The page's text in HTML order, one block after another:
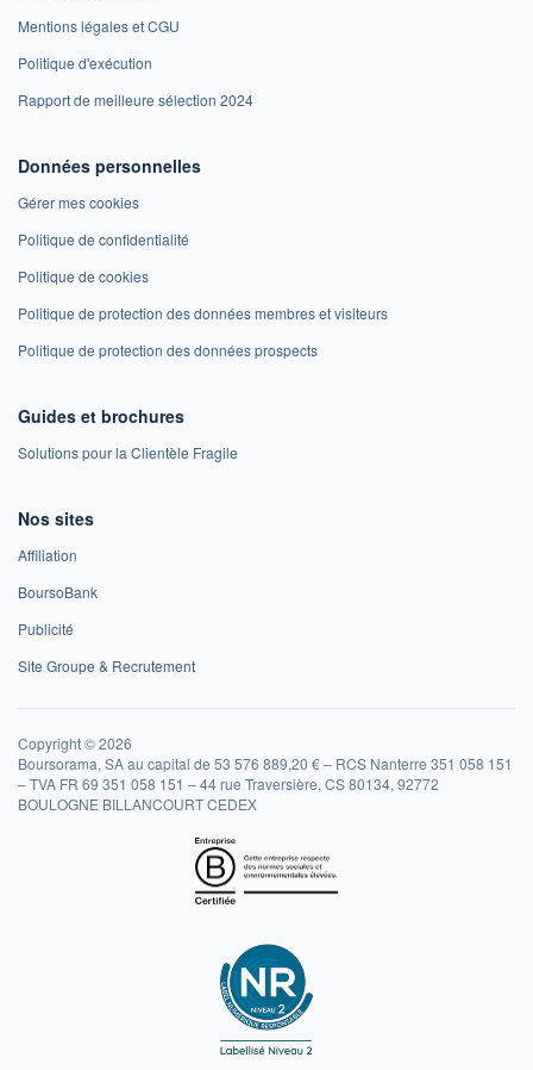
Mentions légales et CGU
Politique d'exécution
Rapport de meilleure sélection 2024
Données personnelles
Gérer mes cookies
Politique de confidentialité
Politique de cookies
Politique de protection des données membres et visiteurs
Politique de protection des données prospects
Guides et brochures
Solutions pour la Clientèle Fragile
Nos sites
Affiliation
BoursoBank
Publicité
Site Groupe & Recrutement
Copyright © 2026
Boursorama, SA au capital de 53 576 889,20 € – RCS Nanterre 351 058 151
– TVA FR 69 351 058 151 – 44 rue Traversière, CS 80134, 92772
BOULOGNE BILLANCOURT CEDEX